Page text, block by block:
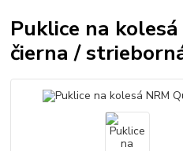
Puklice na
čierna /